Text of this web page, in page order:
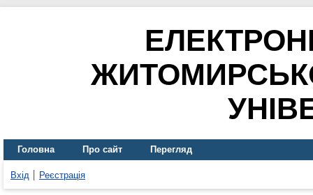
Головна Про сайт Перегляд
Вхід Реєстрація